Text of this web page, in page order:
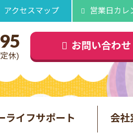
アクセスマップ 営業日カレ
休)
お問い合わせ
ライフサポート 会社